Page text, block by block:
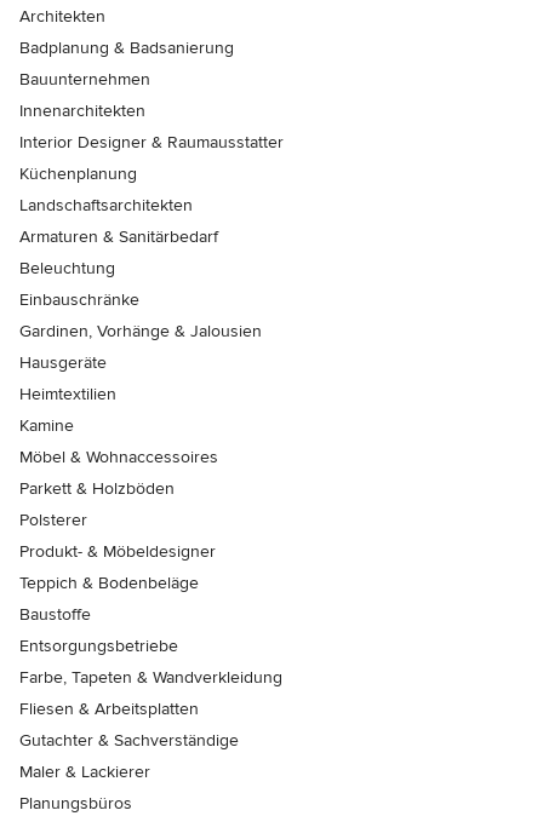
Architekten
Badplanung & Badsanierung
Bauunternehmen
Innenarchitekten
Interior Designer & Raumausstatter
Küchenplanung
Landschaftsarchitekten
Armaturen & Sanitärbedarf
Beleuchtung
Einbauschränke
Gardinen, Vorhänge & Jalousien
Hausgeräte
Heimtextilien
Kamine
Möbel & Wohnaccessoires
Parkett & Holzböden
Polsterer
Produkt- & Möbeldesigner
Teppich & Bodenbeläge
Baustoffe
Entsorgungsbetriebe
Farbe, Tapeten & Wandverkleidung
Fliesen & Arbeitsplatten
Gutachter & Sachverständige
Maler & Lackierer
Planungsbüros